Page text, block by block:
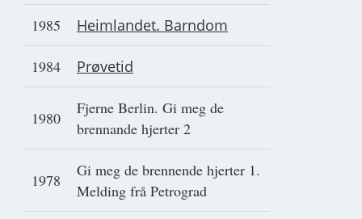
1985 Heimlandet. Barndom
1984 Prøvetid
1980
Fjerne Berlin. Gi meg de
brennande hjerter 2
1978
Gi meg de brennende hjerter 1.
Melding frå Petrograd